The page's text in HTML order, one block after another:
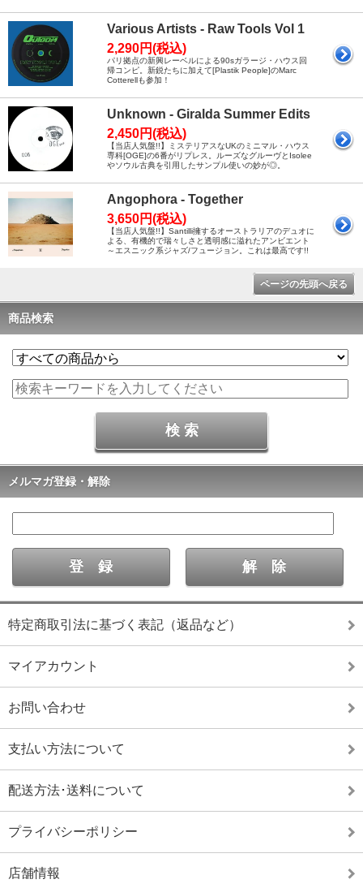
Various Artists - Raw Tools Vol 1
2,290円(税込)
パリ拠点の新興レーベルによる90sガラージ・ハウス回
帰コンピ。新鋭たちに加えて[Plastik People]のMarc
Cotterellも参加！
Unknown - Giralda Summer Edits
2,450円(税込)
【当店人気盤!!】ミステリアスなUKのミニマル・ハウス
専科[OGE]の6番がリプレス。ルーズなグルーヴとIsolee
やソウル古典を引用したサンプル使いの妙が◎。
Angophora - Together
3,650円(税込)
【当店人気盤!!】Santilli擁するオーストラリアのデュオに
よる、有機的で瑞々しさと透明感に溢れたアンビエント
～エスニック系ジャズ/フュージョン。これは最高です!!
ページの先頭へ戻る
商品検索
メルマガ登録・解除
特定商取引法に基づく表記（返品など）
マイアカウント
お問い合わせ
支払い方法について
配送方法･送料について
プライバシーポリシー
店舗情報